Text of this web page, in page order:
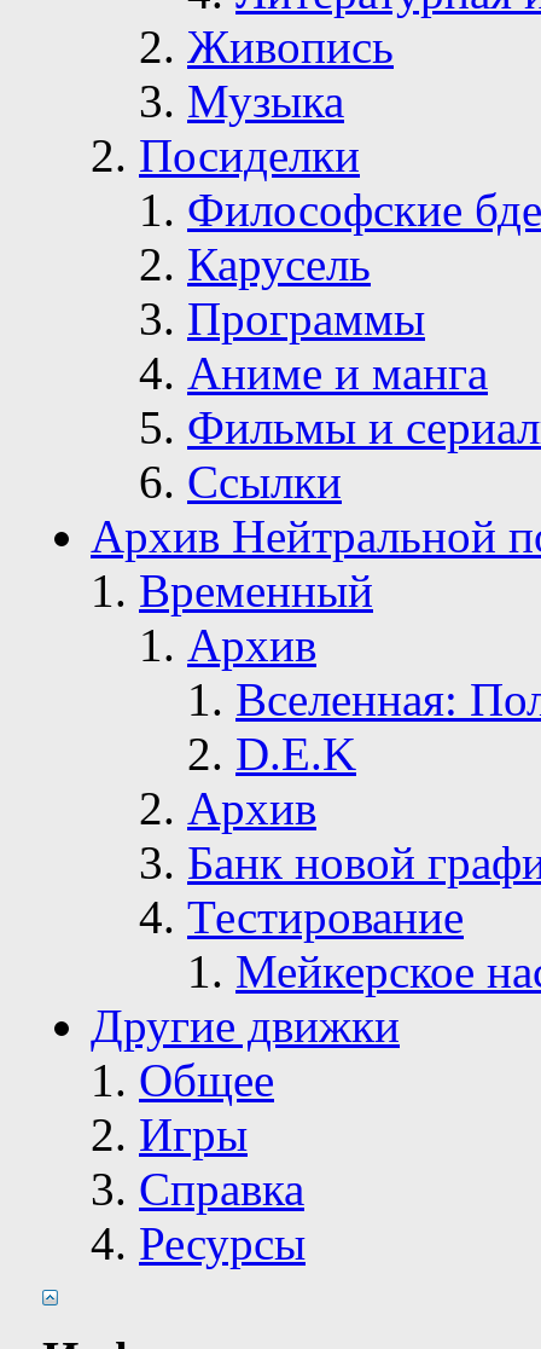
Живопись
Музыка
Посиделки
Философские
Карусель
Программы
Аниме и манга
Фильмы и
Ссылки
Архив Нейтральной
Временный
Архив
Вселенная:
D.E.K
Архив
Банк новой
Тестирование
Мейкерское
Другие движки
Общее
Игры
Справка
Ресурсы